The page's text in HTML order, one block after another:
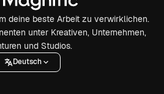
deine beste Arbeit zu verwirklichen.
unter Kreativen, Unternehmen,
und Studios.
Deutsch